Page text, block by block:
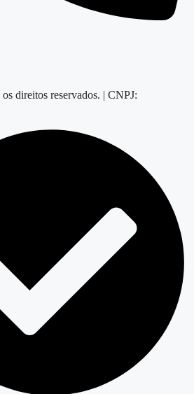
direitos reservados. | CNPJ: